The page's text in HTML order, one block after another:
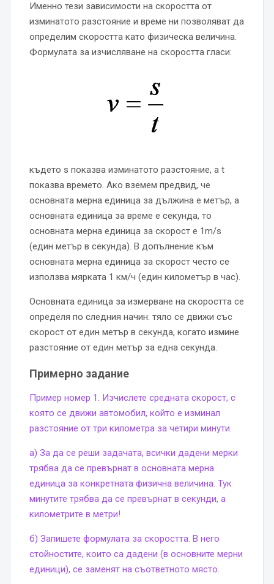
Именно тези зависимости на скоростта от
изминатото разстояние и време ни позволяват да
определим скоростта като физическа величина.
Формулата за изчисляване на скоростта гласи:
където s показва изминатото разстояние, а t
показва времето. Ако вземем предвид, че
основната мерна единица за дължина е метър, а
основната единица за време е секунда, то
основната мерна единица за скорост е 1m/s
(един метър в секунда). В допълнение към
основната мерна единица за скорост често се
използва мярката 1 км/ч (един километър в час).
Основната единица за измерване на скоростта се
определя по следния начин: тяло се движи със
скорост от един метър в секунда, когато измине
разстояние от един метър за една секунда.
Примерно задание
Пример номер 1. Изчислете средната скорост, с
която се движи автомобил, който е изминал
разстояние от три километра за четири минути.
а) За да се реши задачата, всички дадени мерки
трябва да се превърнат в основната мерна
единица за конкретната физична величина. Тук
минутите трябва да се превърнат в секунди, а
километрите в метри!
б) Запишете формулата за скоростта. В него
стойностите, които са дадени (в основните мерни
единици), се заменят на съответното място.